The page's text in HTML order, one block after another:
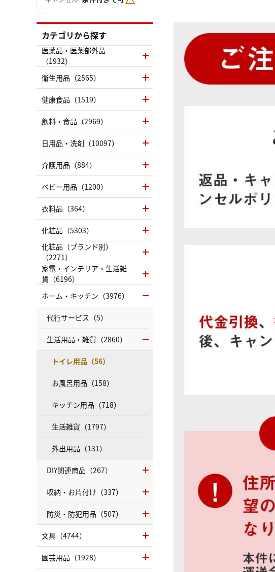
カテゴリから探す
医薬品・医薬部外品
（1932）
衛生用品（2565）
健康食品（1519）
飲料・食品（2969）
日用品・洗剤（10097）
介護用品（884）
ベビー用品（1200）
衣料品（364）
化粧品（5303）
化粧品（ブランド別）
（2271）
家電・インテリア・生活雑
貨（6196）
ホーム・キッチン（3976）
代行サービス（5）
生活用品・雑貨（2860）
トイレ用品（56）
お風呂用品（158）
キッチン用品（718）
生活雑貨（1797）
外出用品（131）
DIY関連商品（267）
収納・お片付け（337）
防災・防犯用品（507）
文具（4744）
園芸用品（1928）